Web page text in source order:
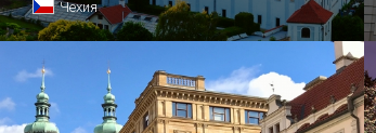
Чехия
Одним из самых известных духовных
комплексов Чехии является
Страговский монастырь,